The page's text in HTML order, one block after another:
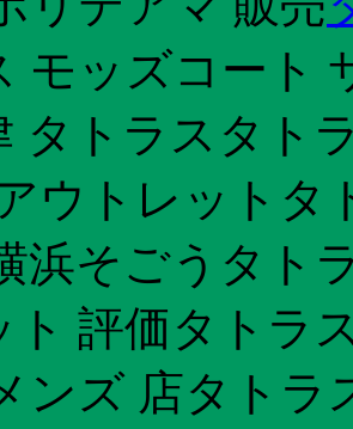
モッズコート
タトラスタト
ウトレットタ
浜そごうタト
ト 評価タトラ
ンズ 店タト